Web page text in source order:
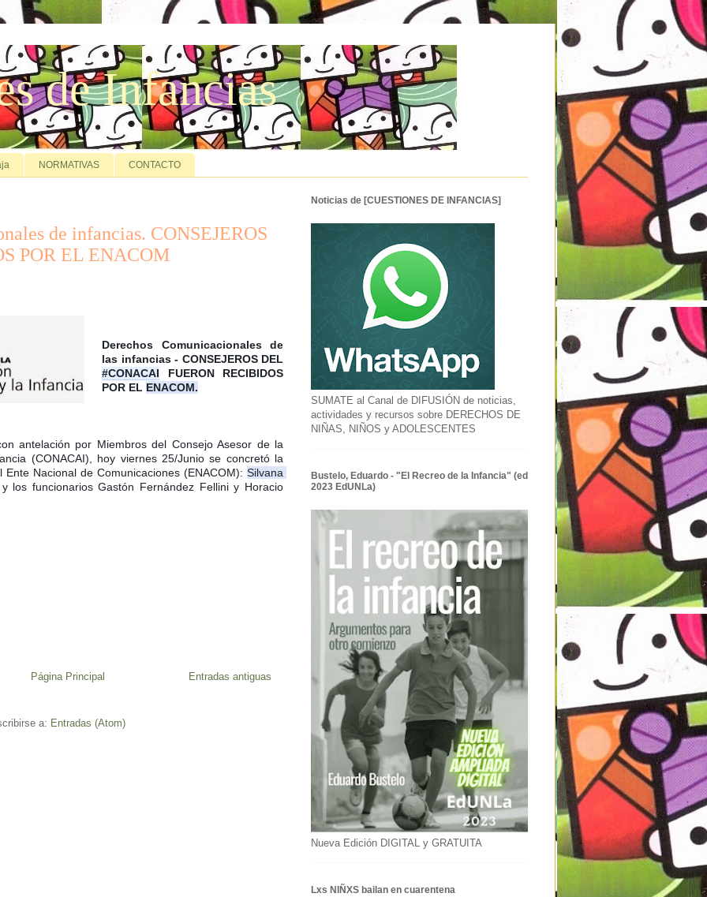
de Infancias
NORMATIVAS CONTACTO
de infancias. CONSEJEROS
POR EL ENACOM
Derechos Comunicacionales de
#CONACAI FUERON RECIBIDOS
POR EL ENACOM.
antelación por Miembros del Consejo Asesor de la
(CONACAI), hoy viernes 25/Junio se concretó la
Nacional de Comunicaciones (ENACOM): Silvana
los funcionarios Gastón Fernández Fellini y Horacio
Entradas antiguas
Página Principal
a: Entradas (Atom)
Noticias de [CUESTIONES DE INFANCIAS]
SUMATE al Canal de DIFUSIÓN de noticias,
actividades y recursos sobre DERECHOS DE
NIÑAS, NIÑOS y ADOLESCENTES
Bustelo, Eduardo - "El Recreo de la Infancia" (ed
2023 EdUNLa)
Nueva Edición DIGITAL y GRATUITA
Lxs NIÑXS bailan en cuarentena